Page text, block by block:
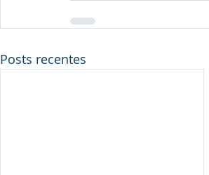
Posts recentes